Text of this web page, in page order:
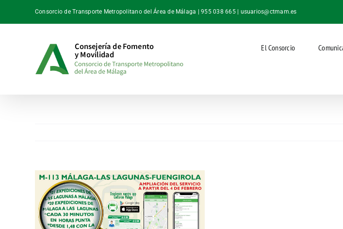
Consorcio de Transporte Metropolitano del Área de Málaga | 955 038 665 | usuarios@ctmam.es
El Consorcio
Ver
imagen
más
grande